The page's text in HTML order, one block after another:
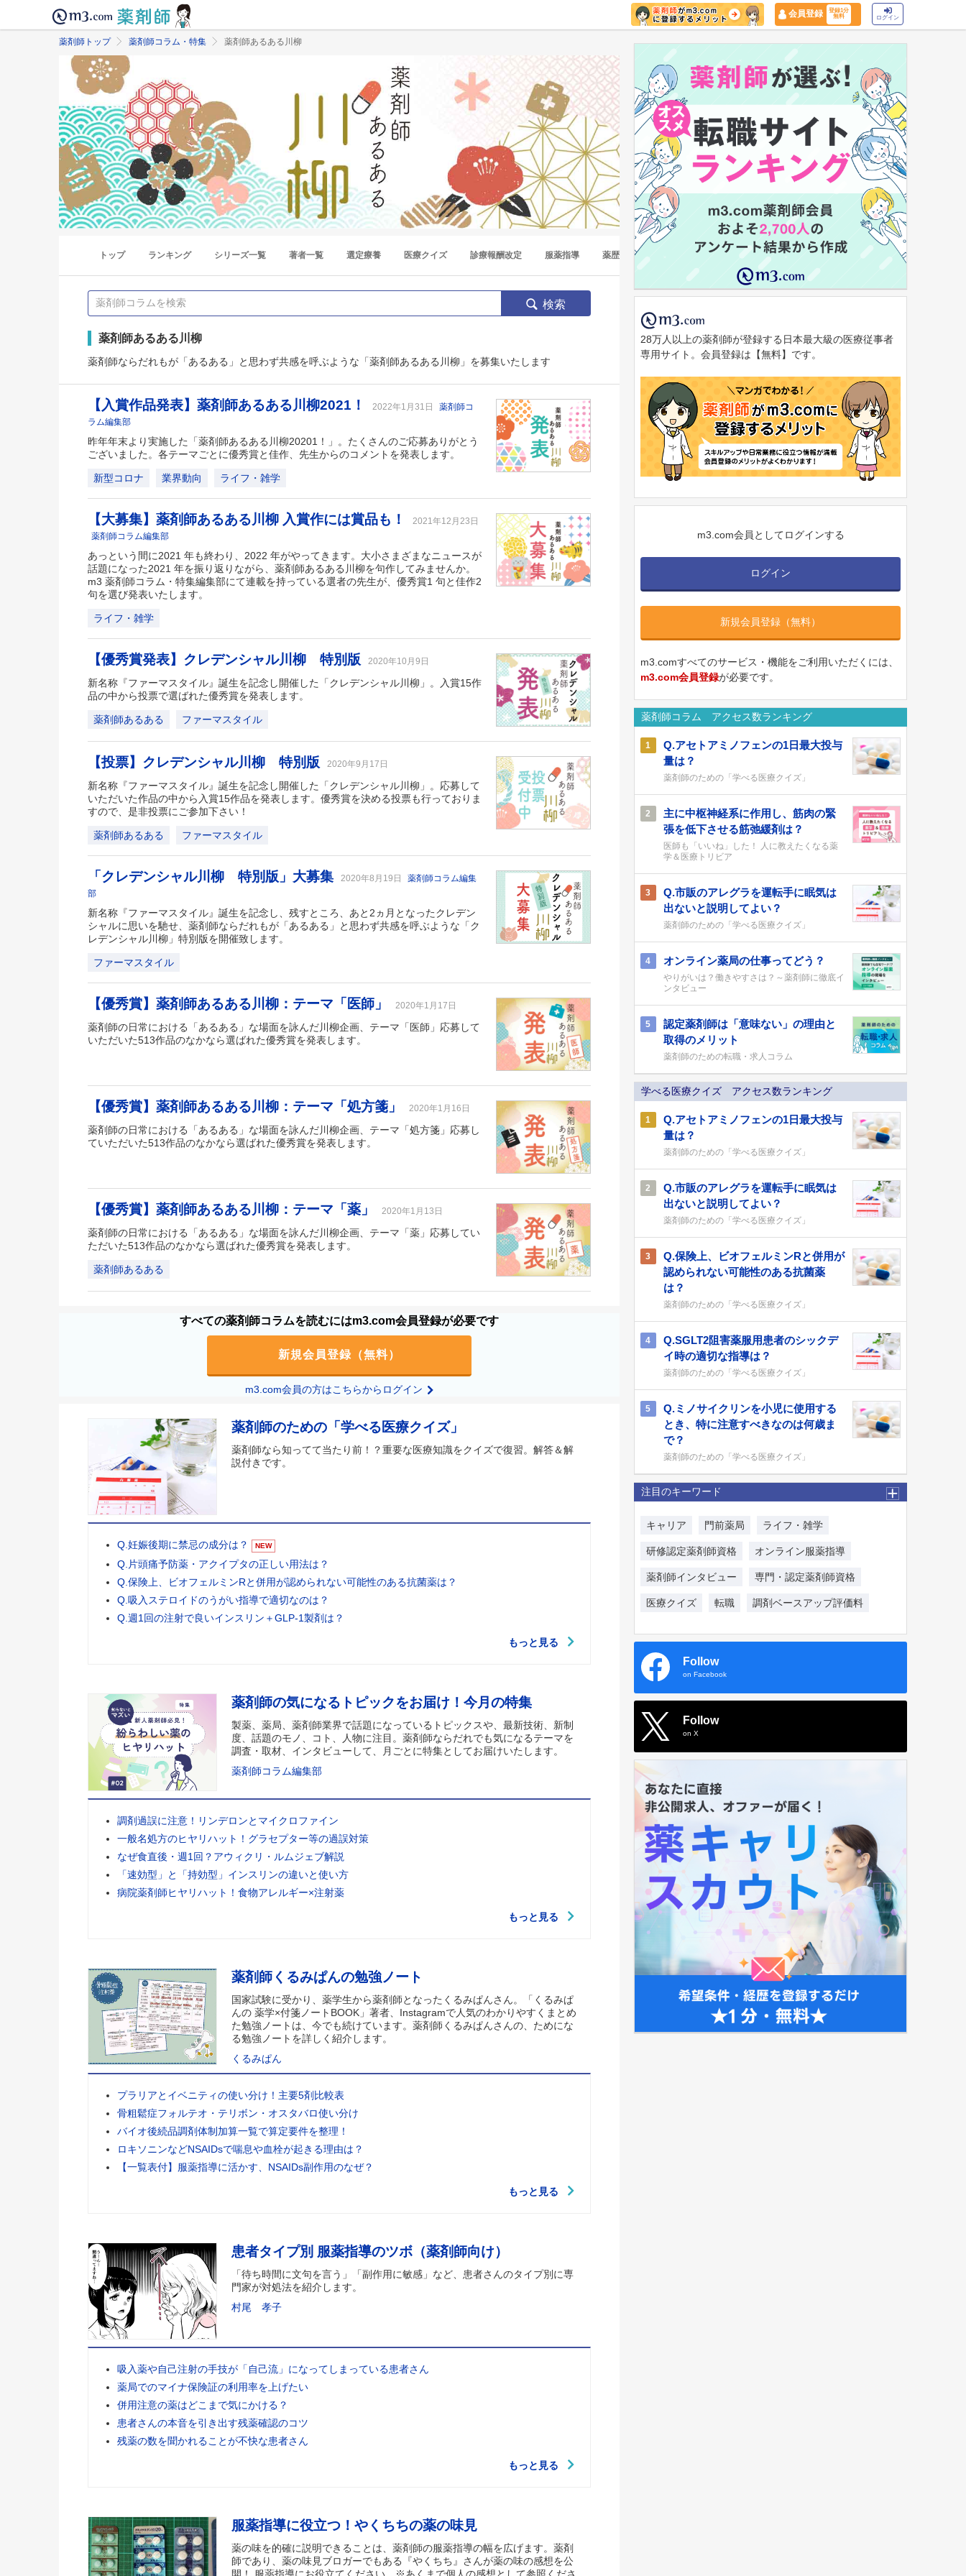
会員登録
登録1分
無料
ログイン
薬剤師トップ 薬剤師コラム・特集 薬剤師あるある川柳
トップ ランキング シリーズ一覧 著者一覧 選定療養 医療クイズ 診療報酬改定 服薬指導 薬歴
検索
薬剤師あるある川柳
薬剤師ならだれもが「あるある」と思わず共感を呼ぶような「薬剤師あるある川柳」を募集いたします
【入賞作品発表】薬剤師あるある川柳2021！ 2022年1月31日
薬剤師コ
ラム編集部
昨年年末より実施した「薬剤師あるある川柳20201！」。たくさんのご応募ありがとう
ございました。各テーマごとに優秀賞と佳作、先生からのコメントを発表します。
新型コロナ 業界動向 ライフ・雑学
【大募集】薬剤師あるある川柳 入賞作には賞品も！
2021年12月23日
薬剤師コラム編集部
あっという間に2021 年も終わり、2022 年がやってきます。大小さまざまなニュースが
話題になった2021 年を振り返りながら、薬剤師あるある川柳を句作してみませんか。
m3 薬剤師コラム・特集編集部にて連載を持っている選者の先生が、優秀賞1 句と佳作2
句を選び発表いたします。
ライフ・雑学
【優秀賞発表】クレデンシャル川柳 特別版 2020年10月9日
新名称『ファーマスタイル』誕生を記念し開催した「クレデンシャル川柳」。入賞15作
品の中から投票で選ばれた優秀賞を発表します。
薬剤師あるある ファーマスタイル
【投票】クレデンシャル川柳 特別版 2020年9月17日
新名称『ファーマスタイル』誕生を記念し開催した「クレデンシャル川柳」。応募して
いただいた作品の中から入賞15作品を発表します。優秀賞を決める投票も行っておりま
すので、是非投票にご参加下さい！
薬剤師あるある ファーマスタイル
「クレデンシャル川柳 特別版」大募集 2020年8月19日
薬剤師コラム編集
部
新名称『ファーマスタイル』誕生を記念し、残すところ、あと2ヵ月となったクレデン
シャルに思いを馳せ、薬剤師ならだれもが「あるある」と思わず共感を呼ぶような「ク
レデンシャル川柳」特別版を開催致します。
ファーマスタイル
【優秀賞】薬剤師あるある川柳：テーマ「医師」 2020年1月17日
薬剤師の日常における「あるある」な場面を詠んだ川柳企画、テーマ「医師」応募して
いただいた513作品のなかなら選ばれた優秀賞を発表します。
【優秀賞】薬剤師あるある川柳：テーマ「処方箋」 2020年1月16日
薬剤師の日常における「あるある」な場面を詠んだ川柳企画、テーマ「処方箋」応募し
ていただいた513作品のなかなら選ばれた優秀賞を発表します。
【優秀賞】薬剤師あるある川柳：テーマ「薬」 2020年1月13日
薬剤師の日常における「あるある」な場面を詠んだ川柳企画、テーマ「薬」応募してい
ただいた513作品のなかなら選ばれた優秀賞を発表します。
薬剤師あるある
すべての薬剤師コラムを読むにはm3.com会員登録が必要です
新規会員登録（無料）
m3.com会員の方はこちらからログイン
薬剤師のための「学べる医療クイズ」
薬剤師なら知ってて当たり前！？重要な医療知識をクイズで復習。解答＆解
説付きです。
Q.妊娠後期に禁忌の成分は？ NEW
Q.片頭痛予防薬・アクイプタの正しい用法は？
Q.保険上、ビオフェルミンRと併用が認められない可能性のある抗菌薬は？
Q.吸入ステロイドのうがい指導で適切なのは？
Q.週1回の注射で良いインスリン＋GLP-1製剤は？
もっと見る
薬剤師の気になるトピックをお届け！今月の特集
製薬、薬局、薬剤師業界で話題になっているトピックスや、最新技術、新制
度、話題のモノ、コト、人物に注目。薬剤師ならだれでも気になるテーマを
調査・取材、インタビューして、月ごとに特集としてお届けいたします。
薬剤師コラム編集部
調剤過誤に注意！リンデロンとマイクロファイン
一般名処方のヒヤリハット！グラセプター等の過誤対策
なぜ食直後・週1回？アウィクリ・ルムジェブ解説
「速効型」と「持効型」インスリンの違いと使い方
病院薬剤師ヒヤリハット！食物アレルギー×注射薬
もっと見る
薬剤師くるみぱんの勉強ノート
国家試験に受かり、薬学生から薬剤師となったくるみぱんさん。「くるみぱ
んの 薬学×付箋ノートBOOK」著者、Instagramで人気のわかりやすくまとめ
た勉強ノートは、今でも続けています。薬剤師くるみぱんさんの、ためにな
る勉強ノートを詳しく紹介します。
くるみぱん
プラリアとイベニティの使い分け！主要5剤比較表
骨粗鬆症フォルテオ・テリボン・オスタバロ使い分け
バイオ後続品調剤体制加算一覧で算定要件を整理！
ロキソニンなどNSAIDsで喘息や血栓が起きる理由は？
【一覧表付】服薬指導に活かす、NSAIDs副作用のなぜ？
もっと見る
患者タイプ別 服薬指導のツボ（薬剤師向け）
「待ち時間に文句を言う」「副作用に敏感」など、患者さんのタイプ別に専
門家が対処法を紹介します。
村尾 孝子
吸入薬や自己注射の手技が「自己流」になってしまっている患者さん
薬局でのマイナ保険証の利用率を上げたい
併用注意の薬はどこまで気にかける？
患者さんの本音を引き出す残薬確認のコツ
残薬の数を聞かれることが不快な患者さん
もっと見る
服薬指導に役立つ！やくちちの薬の味見
薬の味を的確に説明できることは、薬剤師の服薬指導の幅を広げます。薬剤
師であり、薬の味見ブロガーでもある『やくちち』さんが薬の味の感想を公
28万人以上の薬剤師が登録する日本最大級の医療従事者
専用サイト。会員登録は【無料】です。
m3.com会員としてログインする
ログイン
新規会員登録（無料）
m3.comすべてのサービス・機能をご利用いただくには、
m3.com会員登録が必要です。
薬剤師コラム アクセス数ランキング
1
Q.アセトアミノフェンの1日最大投与
量は？
薬剤師のための「学べる医療クイズ」
2
主に中枢神経系に作用し、筋肉の緊
張を低下させる筋弛緩剤は？
医師も「いいね」した！ 人に教えたくなる薬
学＆医療トリビア
3
Q.市販のアレグラを運転手に眠気は
出ないと説明してよい？
薬剤師のための「学べる医療クイズ」
4 オンライン薬局の仕事ってどう？
やりがいは？働きやすさは？～薬剤師に徹底イ
ンタビュー
5
認定薬剤師は「意味ない」の理由と
取得のメリット
薬剤師のための転職・求人コラム
学べる医療クイズ アクセス数ランキング
1
Q.アセトアミノフェンの1日最大投与
量は？
薬剤師のための「学べる医療クイズ」
2
Q.市販のアレグラを運転手に眠気は
出ないと説明してよい？
薬剤師のための「学べる医療クイズ」
3
Q.保険上、ビオフェルミンRと併用が
認められない可能性のある抗菌薬
は？
薬剤師のための「学べる医療クイズ」
4
Q.SGLT2阻害薬服用患者のシックデ
イ時の適切な指導は？
薬剤師のための「学べる医療クイズ」
5
Q.ミノサイクリンを小児に使用する
とき、特に注意すべきなのは何歳ま
で？
薬剤師のための「学べる医療クイズ」
注目のキーワード
キャリア 門前薬局 ライフ・雑学
研修認定薬剤師資格 オンライン服薬指導
薬剤師インタビュー 専門・認定薬剤師資格
医療クイズ 転職 調剤ベースアップ評価料
Follow
on Facebook
Follow
on X